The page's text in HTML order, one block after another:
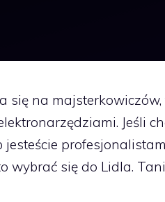
się na
Jeśli
wybrać się do Lidla.